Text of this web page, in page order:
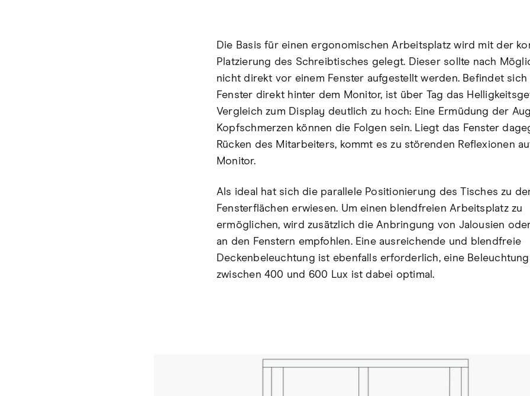
Die Basis für einen ergonomischen Arbeitsplatz wird mit der
Platzierung des Schreibtisches gelegt. Dieser sollte nach
nicht direkt vor einem Fenster aufgestellt werden. Befindet sich
Fenster direkt hinter dem Monitor, ist über Tag das
Vergleich zum Display deutlich zu hoch: Eine Ermüdung der
Kopfschmerzen können die Folgen sein. Liegt das Fenster
Rücken des Mitarbeiters, kommt es zu störenden Reflexionen
Monitor.
Als ideal hat sich die parallele Positionierung des Tisches zu
Fensterflächen erwiesen. Um einen blendfreien Arbeitsplatz zu
ermöglichen, wird zusätzlich die Anbringung von Jalousien
an den Fenstern empfohlen. Eine ausreichende und blendfreie
Deckenbeleuchtung ist ebenfalls erforderlich, eine
zwischen 400 und 600 Lux ist dabei optimal.